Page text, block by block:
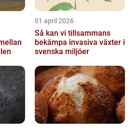
01 april 2026
Så kan vi tillsammans
bekämpa invasiva växter i
svenska miljöer